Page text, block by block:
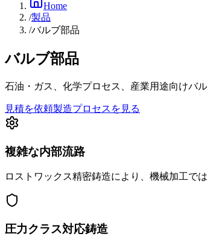
Home
/製品
/バルブ部品
バルブ部品
石油・ガス、化学プロセス、産業用途向けバ
見積を依頼製造プロセスを見る
複雑な内部流路
ロストワックス精密鋳造により、機械加工で
圧力クラス対応鋳造